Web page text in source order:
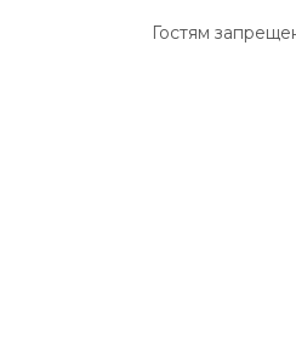
Гостям